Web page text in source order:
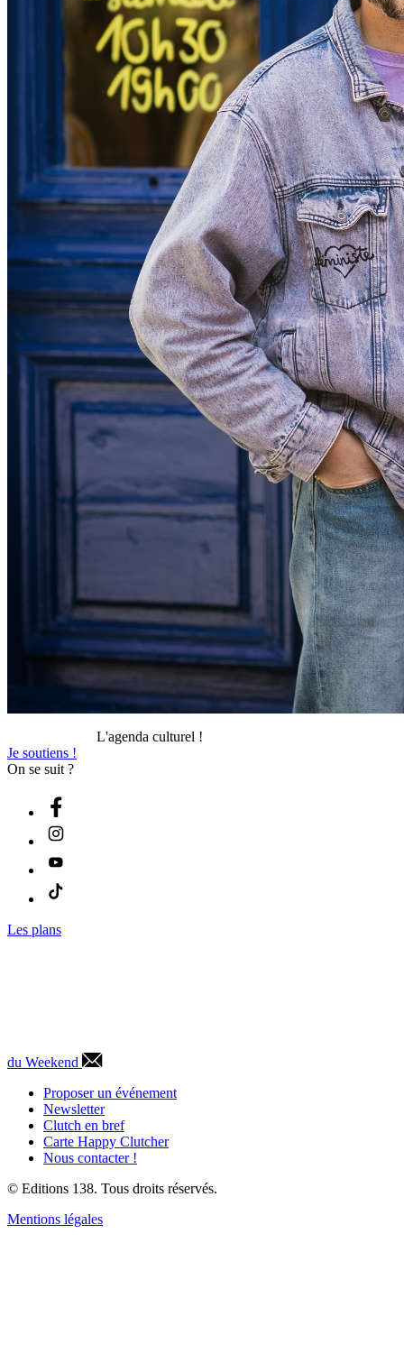
L'agenda culturel !
Je soutiens !
On se suit ?
Les plans
du Weekend
Proposer un événement
Newsletter
Clutch en bref
Carte Happy Clutcher
Nous contacter !
© Editions 138. Tous droits réservés.
Mentions légales